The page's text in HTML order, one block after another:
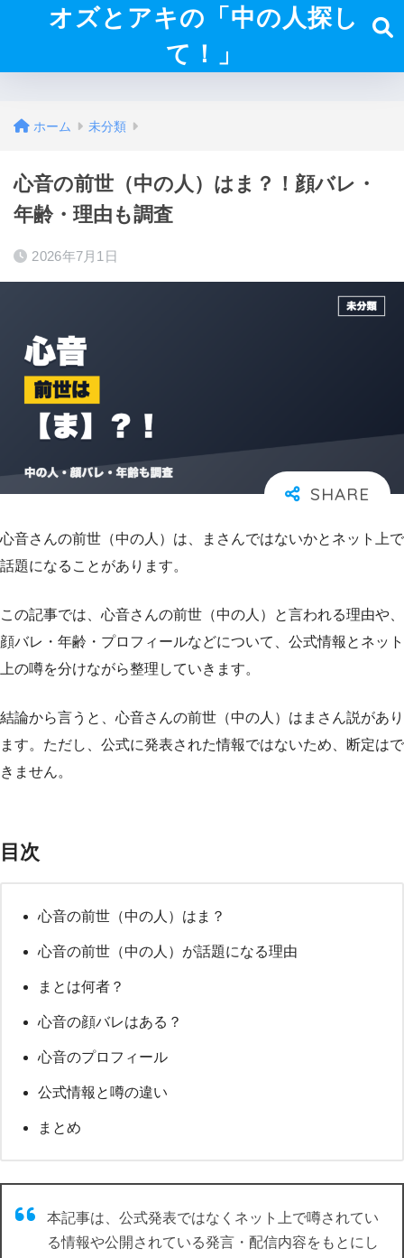
オズとアキの「中の人探し
て！」
ホーム 未分類
心音の前世（中の人）はま？！顔バレ・
年齢・理由も調査
2026年7月1日
心音さんの前世（中の人）は、まさんではないかとネット上で
話題になることがあります。
この記事では、心音さんの前世（中の人）と言われる理由や、
顔バレ・年齢・プロフィールなどについて、公式情報とネット
上の噂を分けながら整理していきます。
結論から言うと、心音さんの前世（中の人）はまさん説があり
ます。ただし、公式に発表された情報ではないため、断定はで
きません。
目次
心音の前世（中の人）はま？
心音の前世（中の人）が話題になる理由
まとは何者？
心音の顔バレはある？
心音のプロフィール
公式情報と噂の違い
まとめ
本記事は、公式発表ではなくネット上で噂されてい
る情報や公開されている発言・配信内容をもとにし